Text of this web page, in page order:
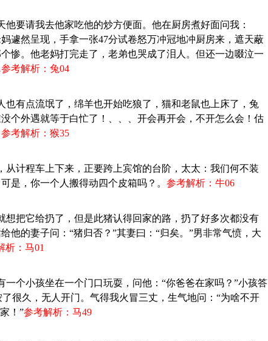
要请我去他家吃他的炒方便面。他在厨房煮好面问我：
遽然呈现，手拿一张47分试卷怒万冲冠地冲厨房来，遮天蔽
惨。他老妈打完走了，老弟也哭成了泪人。但还一边啜泣一
参考解析：兔04
也有点流氓了，绵羊也开始吃狼了，猫和老鼠也上床了，兔
个外遇就等于白忙了！、、、开会再开会，不开怎么会！估
参考解析：猴35
从计程车上下来，正要跨上宾馆的台阶，太太：我们何不装
是，你一个人搬得动四个皮箱吗？。 参考解析：牛06
想把它给扔了，但是此猪认得回家的路，扔了好多次都没有
他的妻子问：“猪归否？”其妻曰：“归矣。”男非常气愤，大
析：马01
一个小孩坐在一个门口玩耍，问他：“你爸爸在家吗？”小孩答
很久，无人开门。气得我火冒三丈，生气地问：“为啥不开
！”参考解析：马49